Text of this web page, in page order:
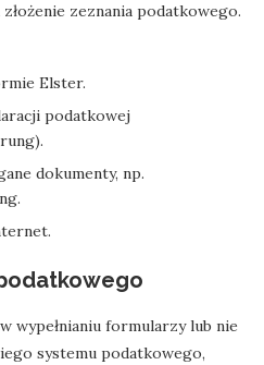
zeznania podatkowego.
Elster.
podatkowej
dokumenty, np.
wypełnianiu formularzy lub nie
systemu podatkowego,